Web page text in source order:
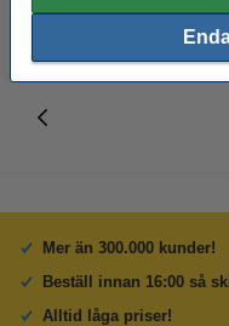
Mer än 300.000 kunder!
Beställ innan 16:00 så
Alltid låga priser!